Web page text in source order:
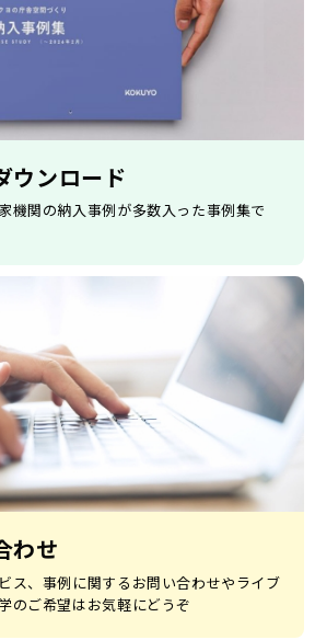
ウンロード
機関の納入事例が多数入った事例集で
わせ
ス、事例に関するお問い合わせやライブ
のご希望はお気軽にどうぞ